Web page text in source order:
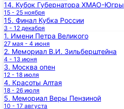
14. Кубок Губернатора ХМАО-Югры
15 - 25 ноября
15. Финал Кубка России
3 - 12 декабря
1. Имени Петра Великого
27 мая - 4 июня
2. Мемориал В.И. Зильберштейна
4 - 13 июня
3. Москва опен
12 - 18 июля
4. Красоты Алтая
18 - 26 июля
5. Мемориал Веры Пензиной
10 - 17 августа